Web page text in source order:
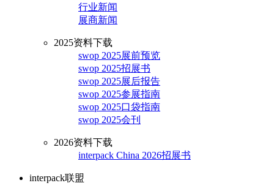
行业新闻
展商新闻
2025资料下载
swop 2025展前预览
swop 2025招展书
swop 2025展后报告
swop 2025参展指南
swop 2025口袋指南
swop 2025会刊
2026资料下载
interpack China 2026招展书
interpack联盟